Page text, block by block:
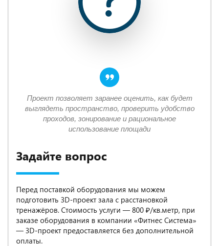
Задайте вопрос
Перед поставкой оборудования мы можем
подготовить 3D-проект зала с расстановкой
тренажёров. Стоимость услуги — 800 ₽/кв.метр, при
заказе оборудования в компании «Фитнес Система»
— 3D-проект предоставляется без дополнительной
оплаты.
Проект позволяет заранее оценить, как будет
выглядеть пространство, проверить удобство
проходов, зонирование и рациональное
использование площади